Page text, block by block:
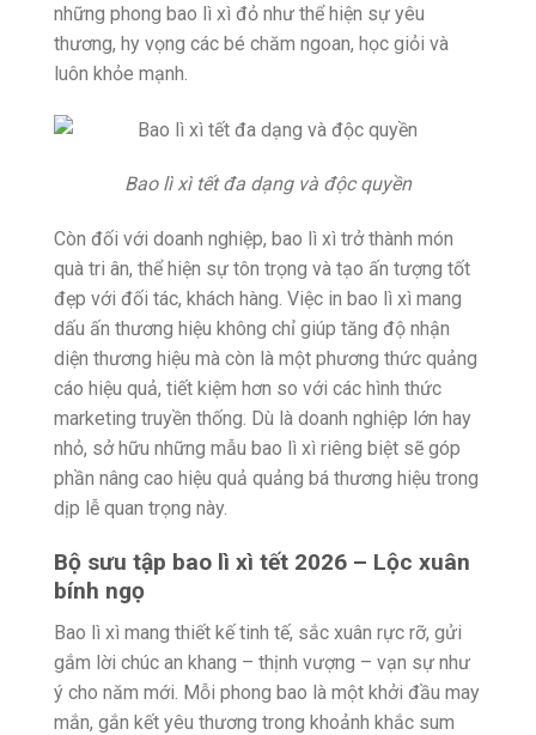
những phong bao lì xì đỏ như thể hiện sự yêu
thương, hy vọng các bé chăm ngoan, học giỏi và
luôn khỏe mạnh.
Bao lì xì tết đa dạng và độc quyền
Còn đối với doanh nghiệp, bao lì xì trở thành món
quà tri ân, thể hiện sự tôn trọng và tạo ấn tượng tốt
đẹp với đối tác, khách hàng. Việc in bao lì xì mang
dấu ấn thương hiệu không chỉ giúp tăng độ nhận
diện thương hiệu mà còn là một phương thức quảng
cáo hiệu quả, tiết kiệm hơn so với các hình thức
marketing truyền thống. Dù là doanh nghiệp lớn hay
nhỏ, sở hữu những mẫu bao lì xì riêng biệt sẽ góp
phần nâng cao hiệu quả quảng bá thương hiệu trong
dịp lễ quan trọng này.
Bộ sưu tập bao lì xì tết 2026 – Lộc xuân
bính ngọ
Bao lì xì mang thiết kế tinh tế, sắc xuân rực rỡ, gửi
gắm lời chúc an khang – thịnh vượng – vạn sự như
ý cho năm mới. Mỗi phong bao là một khởi đầu may
mắn, gắn kết yêu thương trong khoảnh khắc sum